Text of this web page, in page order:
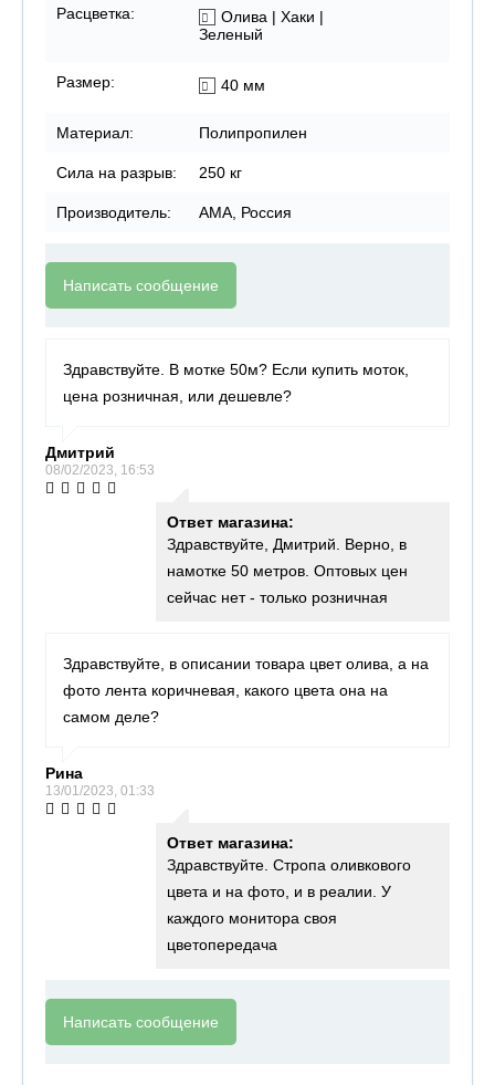
Расцветка:
Олива | Хаки |
Зеленый
Размер: 40 мм
Материал: Полипропилен
Сила на разрыв: 250 кг
Производитель: АМА, Россия
Написать сообщение
Здравствуйте. В мотке 50м? Если купить моток,
цена розничная, или дешевле?
Дмитрий
08/02/2023, 16:53
Ответ магазина:
Здравствуйте, Дмитрий. Верно, в
намотке 50 метров. Оптовых цен
сейчас нет - только розничная
Здравствуйте, в описании товара цвет олива, а на
фото лента коричневая, какого цвета она на
самом деле?
Рина
13/01/2023, 01:33
Ответ магазина:
Здравствуйте. Стропа оливкового
цвета и на фото, и в реалии. У
каждого монитора своя
цветопередача
Написать сообщение